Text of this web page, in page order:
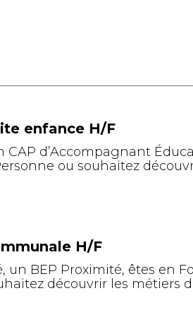
enfance H/F
d’Accompagnant
ou souhaitez
H/F
BEP Proximité, êtes en
découvrir les métiers